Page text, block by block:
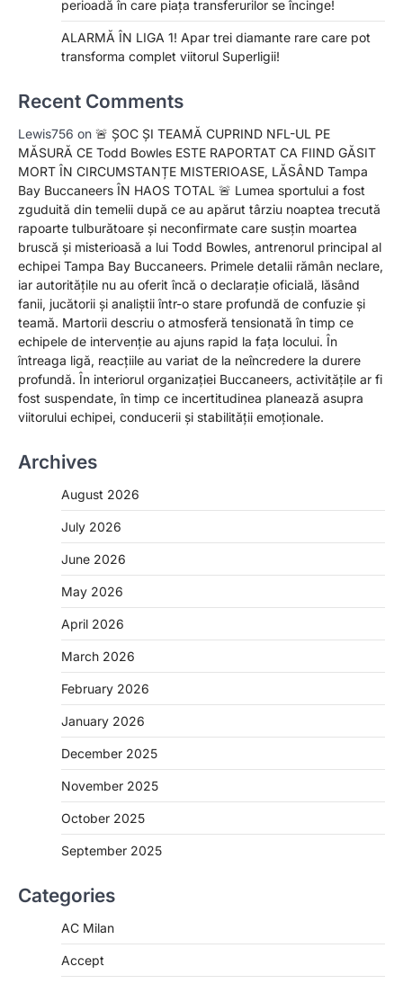
perioadă în care piața transferurilor se încinge!
ALARMĂ ÎN LIGA 1! Apar trei diamante rare care pot
transforma complet viitorul Superligii!
Recent Comments
Lewis756 on 🚨 ȘOC ȘI TEAMĂ CUPRIND NFL-UL PE
MĂSURĂ CE Todd Bowles ESTE RAPORTAT CA FIIND GĂSIT
MORT ÎN CIRCUMSTANȚE MISTERIOASE, LĂSÂND Tampa
Bay Buccaneers ÎN HAOS TOTAL 🚨 Lumea sportului a fost
zguduită din temelii după ce au apărut târziu noaptea trecută
rapoarte tulburătoare și neconfirmate care susțin moartea
bruscă și misterioasă a lui Todd Bowles, antrenorul principal al
echipei Tampa Bay Buccaneers. Primele detalii rămân neclare,
iar autoritățile nu au oferit încă o declarație oficială, lăsând
fanii, jucătorii și analiștii într-o stare profundă de confuzie și
teamă. Martorii descriu o atmosferă tensionată în timp ce
echipele de intervenție au ajuns rapid la fața locului. În
întreaga ligă, reacțiile au variat de la neîncredere la durere
profundă. În interiorul organizației Buccaneers, activitățile ar fi
fost suspendate, în timp ce incertitudinea planează asupra
viitorului echipei, conducerii și stabilității emoționale.
Archives
August 2026
July 2026
June 2026
May 2026
April 2026
March 2026
February 2026
January 2026
December 2025
November 2025
October 2025
September 2025
Categories
AC Milan
Accept